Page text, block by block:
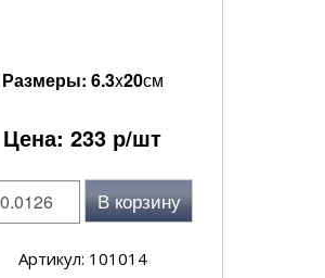
Размеры: 6.3x20см
Цена: 233 р/шт
В корзину
Артикул: 101014